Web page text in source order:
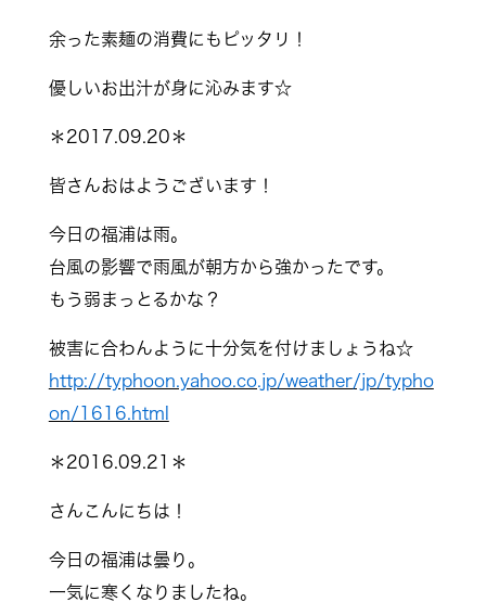
余った素麺の消費にもピッタリ！
優しいお出汁が身に沁みます☆
＊2017.09.20＊
皆さんおはようございます！
今日の福浦は雨。
台風の影響で雨風が朝方から強かったです。
もう弱まっとるかな？
被害に合わんように十分気を付けましょうね☆
http://typhoon.yahoo.co.jp/weather/jp/typho
on/1616.html
＊2016.09.21＊
さんこんにちは！
今日の福浦は曇り。
一気に寒くなりましたね。